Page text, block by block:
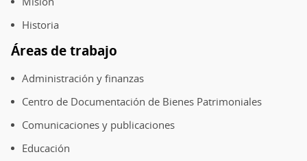
Historia
Áreas de trabajo
Administración y finanzas
Centro de Documentación de Bienes Patrimoniales
Comunicaciones y publicaciones
Educación